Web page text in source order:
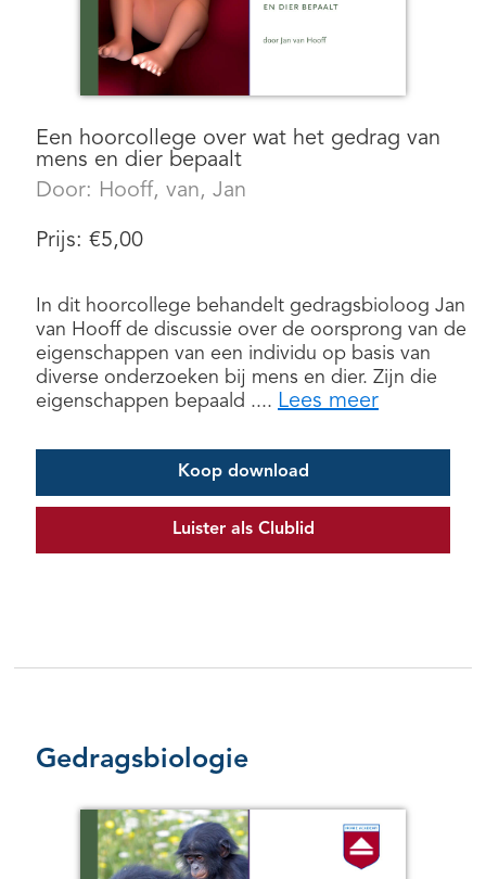
Een hoorcollege over wat het gedrag van
mens en dier bepaalt
Door: Hooff, van, Jan
Prijs: €5,00
In dit hoorcollege behandelt gedragsbioloog Jan
van Hooff de discussie over de oorsprong van de
eigenschappen van een individu op basis van
diverse onderzoeken bij mens en dier. Zijn die
eigenschappen bepaald .... Lees meer
Koop download
Luister als Clublid
Gedragsbiologie